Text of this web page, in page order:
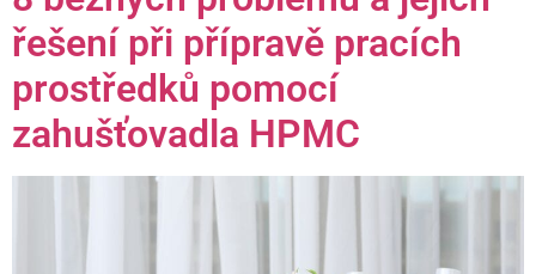
řešení při přípravě pracích
prostředků pomocí
zahušťovadla HPMC